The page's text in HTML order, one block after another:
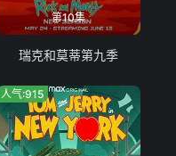
第10集
瑞克和莫蒂第九季
人气:915